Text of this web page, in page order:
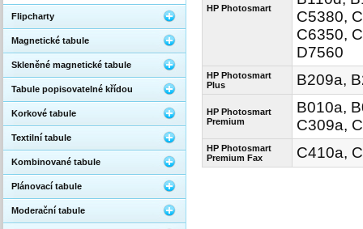
HP Photosmart
C5380,
C6350,
D7560
HP Photosmart
Plus
B209a,
HP Photosmart
Premium
B010a,
C309a,
HP Photosmart
Premium Fax
C410a,
Flipcharty
Magnetické tabule
Skleněné magnetické tabule
Tabule popisovatelné křídou
Korkové tabule
Textilní tabule
Kombinované tabule
Plánovací tabule
Moderační tabule